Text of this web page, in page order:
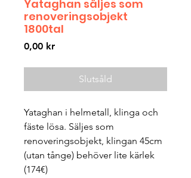
Yataghan säljes som
renoveringsobjekt
1800tal
0,00 krPris
Slutsåld
Yataghan i helmetall, klinga och
fäste lösa. Säljes som
renoveringsobjekt, klingan 45cm
(utan tånge) behöver lite kärlek
(174€)